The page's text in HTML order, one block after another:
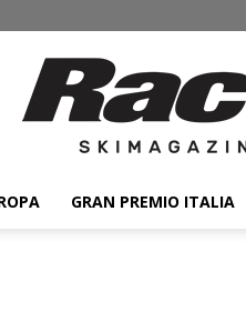
GRAN PREMIO ITALIA